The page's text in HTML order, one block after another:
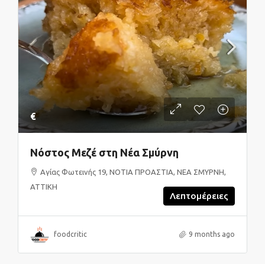
€
Νόστος Μεζέ στη Νέα Σμύρνη
Αγίας Φωτεινής 19, ΝΟΤΙΑ ΠΡΟΑΣΤΙΑ, ΝΕΑ ΣΜΥΡΝΗ,
ΑΤΤΙΚΗ
Λεπτομέρειες
foodcritic 9 months ago